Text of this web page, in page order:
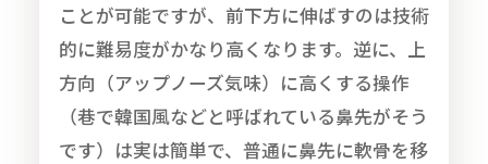
ことが可能ですが、前下方に伸ばすのは技術
的に難易度がかなり高くなります。逆に、上
方向（アップノーズ気味）に高くする操作
（巷で韓国風などと呼ばれている鼻先がそう
です）は実は簡単で、普通に鼻先に軟骨を移